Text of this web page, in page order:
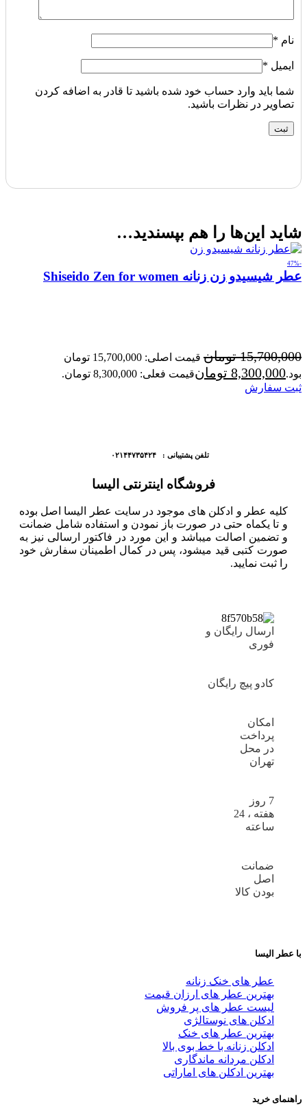
نام *
ایمیل *
شما باید وارد حساب خود شده باشید تا قادر به اضافه کردن
تصاویر در نظرات باشید.
شاید این‌ها را هم بپسندید…
-47%
عطر شیسیدو زن زنانه Shiseido Zen for women
15,700,000 تومان
قیمت اصلی: 15,700,000 تومان
بود.8,300,000 تومانقیمت فعلی: 8,300,000 تومان.
ثبت سفارش
تلفن پشتیبانی : ۰۲۱۴۴۷۳۵۴۲۴
فروشگاه اینترنتی الیسا
کلیه عطر و ادکلن های موجود در سایت عطر الیسا اصل بوده
و تا یکماه حتی در صورت باز نمودن و استفاده شامل ضمانت
و تضمین اصالت میباشد و این مورد در فاکتور ارسالی نیز به
صورت کتبی قید میشود، پس در کمال اطمینان سفارش خود
را ثبت نمایید.
ارسال رایگان و
فوری
کادو پیچ رایگان
امکان
پرداخت
در محل
تهران
7 روز
هفته ، 24
ساعته
ضمانت
اصل
بودن کالا
با عطر الیسا
عطر های خنک زنانه
بهترین عطر های ارزان قیمت
لیست عطر های پر فروش
ادکلن های نوستالژی
بهترین عطر های خنک
ادکلن زنانه با خط بوی بالا
ادکلن مردانه ماندگاری
بهترین ادکلن های اماراتی
راهنمای خرید